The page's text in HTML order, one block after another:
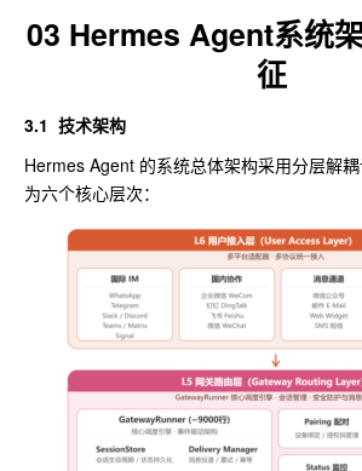
03 Hermes Agent系统
征
3.1 技术架构
Hermes Agent 的系统总体架构采用分层解
为六个核心层次：